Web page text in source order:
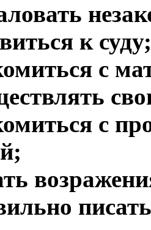
к суду;
с
с